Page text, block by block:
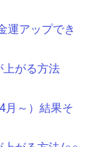
運アップでき
上がる方法
月～）結果そ